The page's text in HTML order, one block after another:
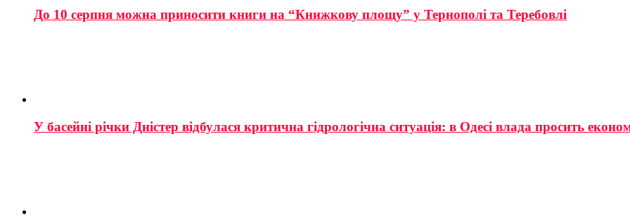
До 10 серпня можна приносити книги на “Книжкову площу” у Тернополі та Теребовлі
У басейні річки Дністер відбулася критична гідрологічна ситуація: в Одесі влада просить